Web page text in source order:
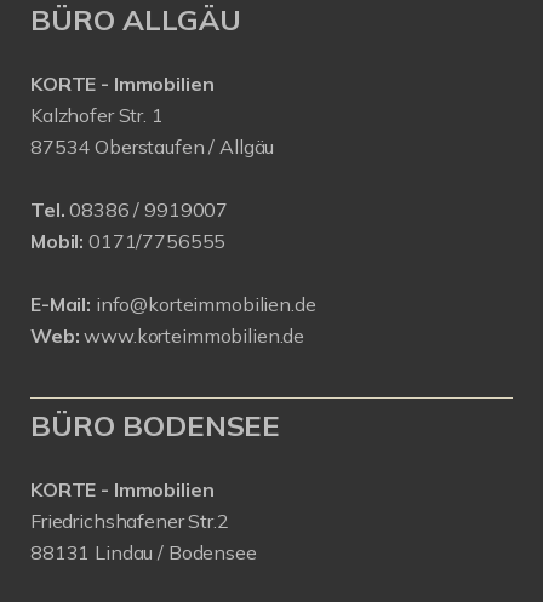
BÜRO ALLGÄU
KORTE - Immobilien
Kalzhofer Str. 1
87534 Oberstaufen / Allgäu
Tel. 08386 / 9919007
Mobil: 0171/7756555
E-Mail: info@korteimmobilien.de
Web: www.korteimmobilien.de
BÜRO BODENSEE
KORTE - Immobilien
Friedrichshafener Str.2
88131 Lindau / Bodensee